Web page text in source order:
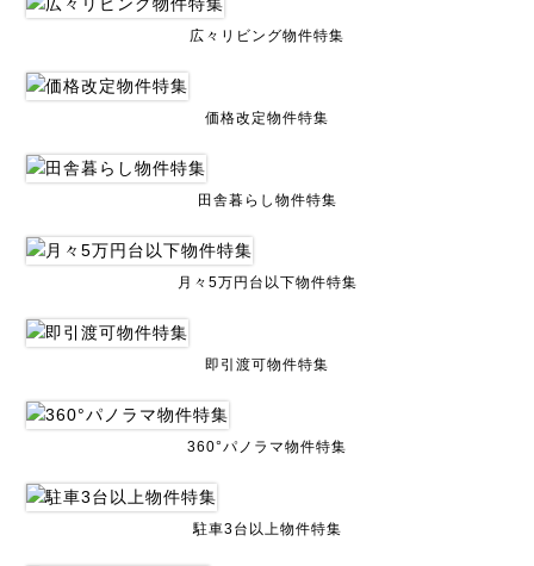
広々リビング物件特集
価格改定物件特集
田舎暮らし物件特集
月々5万円台以下物件特集
即引渡可物件特集
360°パノラマ物件特集
駐車3台以上物件特集